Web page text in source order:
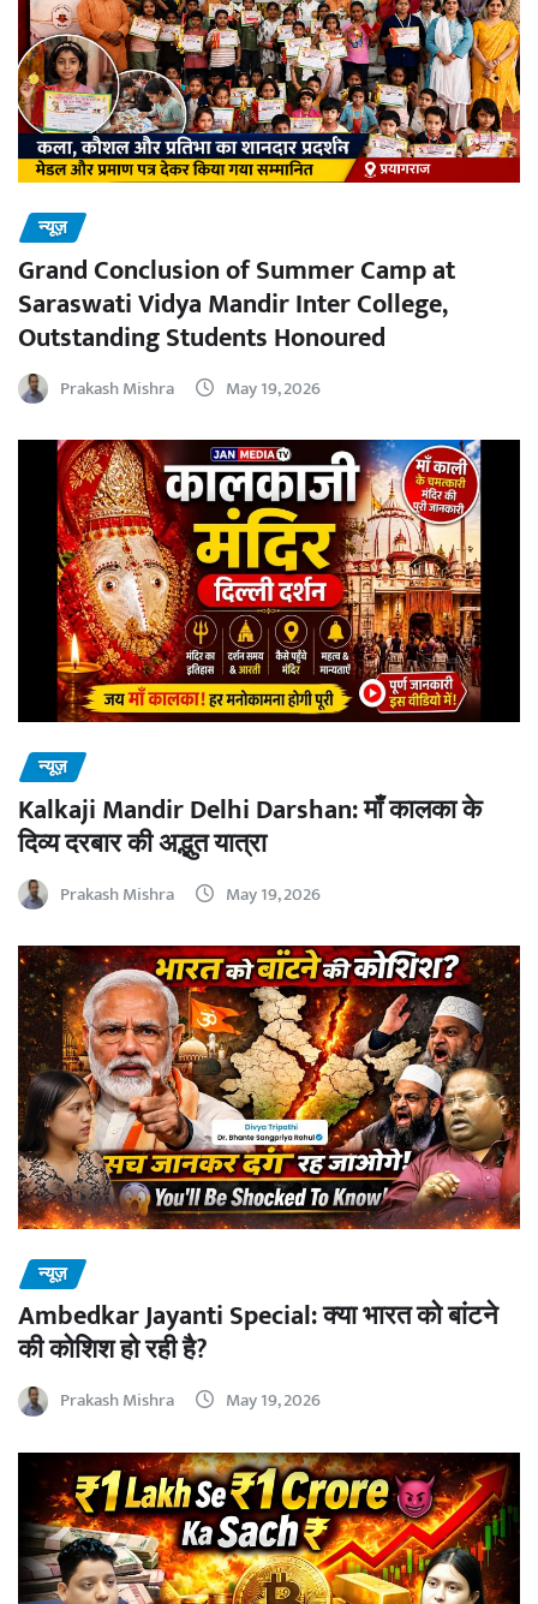
न्यूज़
Grand Conclusion of Summer Camp at
Saraswati Vidya Mandir Inter College,
Outstanding Students Honoured
Prakash Mishra May 19, 2026
न्यूज़
Kalkaji Mandir Delhi Darshan: माँ कालका के
दिव्य दरबार की अद्भुत यात्रा
Prakash Mishra May 19, 2026
न्यूज़
Ambedkar Jayanti Special: क्या भारत को बांटने
की कोशिश हो रही है?
Prakash Mishra May 19, 2026